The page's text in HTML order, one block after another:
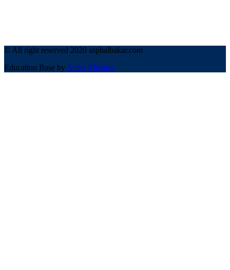
© All right reserved 2020 asphalbakar.com
Education Base by Acme Themes